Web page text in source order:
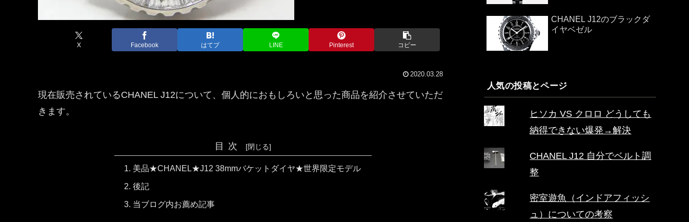
X Facebook はてブ LINE Pinterest コピー
2020.03.28
現在販売されているCHANEL J12について、個人的におもしろいと思った商品を紹介させていただ
きます。
目次
美品★CHANEL★J12 38mmバケットダイヤ★世界限定モデル
後記
当ブログ内お薦め記事
CHANEL J12のブラックダ
イヤベゼル
人気の投稿とページ
ヒソカ VS クロロ どうしても
納得できない爆発→解決
CHANEL J12 自分でベルト調
整
密室遊魚（インドアフィッシ
ュ）についての考察